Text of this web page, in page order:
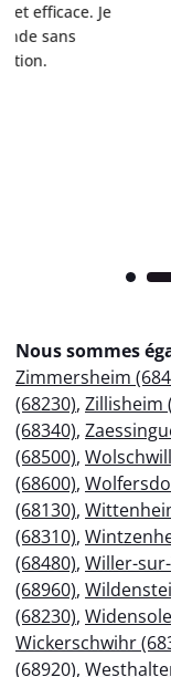
prévu.
Nous sommes
Zimmersheim
(68230), Zillisheim
(68340),
(68500),
(68600),
(68130),
(68310),
(68480), Willer-
(68960),
(68230),
Wickerschwihr
(68920),